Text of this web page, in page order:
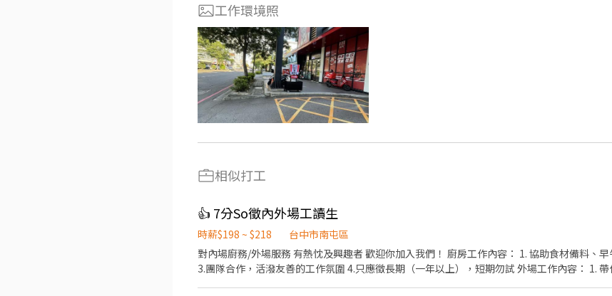
工作環境照
相似打工
👍 7分So徵內外場工讀生
時薪$198 ~ $218
台中市南屯區
對內場廚務/外場服務 有熱忱及興趣者 歡迎你加入我們！ 廚房工作內容： 1. 協助食材備料、早午餐料理製作 2. 維持工作環境清潔
3.團隊合作，活潑友善的工作氛圍 4.只應徵長期（一年以上），短期勿試 外場工作內容： 1. 帶位點餐 2. 收桌、結帳、基本清潔 3.